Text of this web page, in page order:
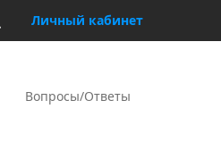
Личный кабинет
Вопросы/Ответы